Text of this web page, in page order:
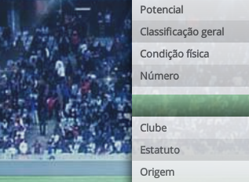
Potencial
Classificação geral
Condição física
Número
Clube
Estatuto
Origem